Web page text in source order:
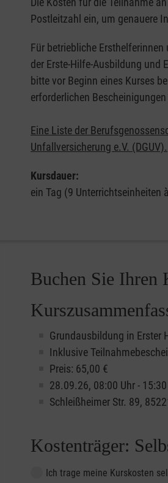
Postleitzahl ein, um genauere
Für betriebliche
der Erste-Hilfe-Ausbildung und
bitte vor Beginn eines Kurses
erforderlichen
Eine Liste der
Unfallversicherung e.V. (DGUV).
Kursdauer:
ein Tag (9 Unterrichtseinheiten
Buchen Sie Ihren
Grundausbildung in Erster
Inklusive
Preis: 65,00 €
28.09.26, 08:00 Uhr -
Schleißheimer Str. 89,
Kostenträger:
Ich trage meine Kurskosten